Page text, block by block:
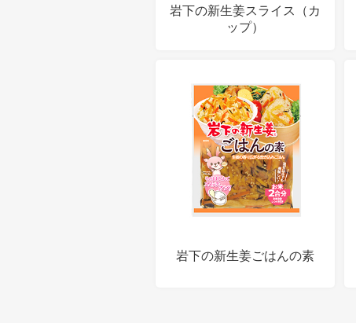
岩下の新生姜スライス（カ
ップ）
岩下の新生姜ごはんの素